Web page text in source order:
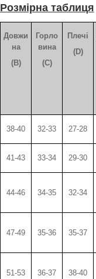
Розмірна таблиця
Довжи
на
(B)
Горло
вина
(C)
Плечі
(D)
38-40 32-33 27-28
41-43 33-34 29-30
44-46 34-35 32-34
47-49 35-36 35-37
51-53 36-37 38-40